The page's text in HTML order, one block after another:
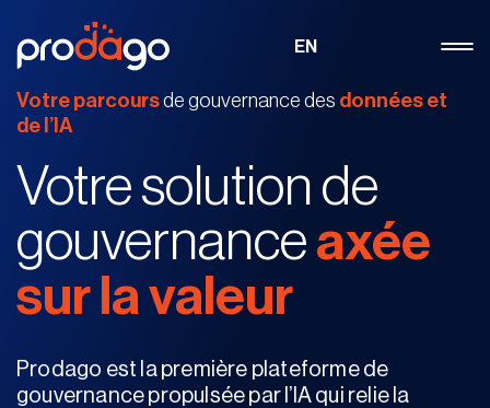
EN
Votre parcoursde gouvernance des données et
de l’IA
Votre solution de
gouvernance axée
sur la valeur
Prodago est la première plateforme de
gouvernance propulsée par l’IA qui relie la